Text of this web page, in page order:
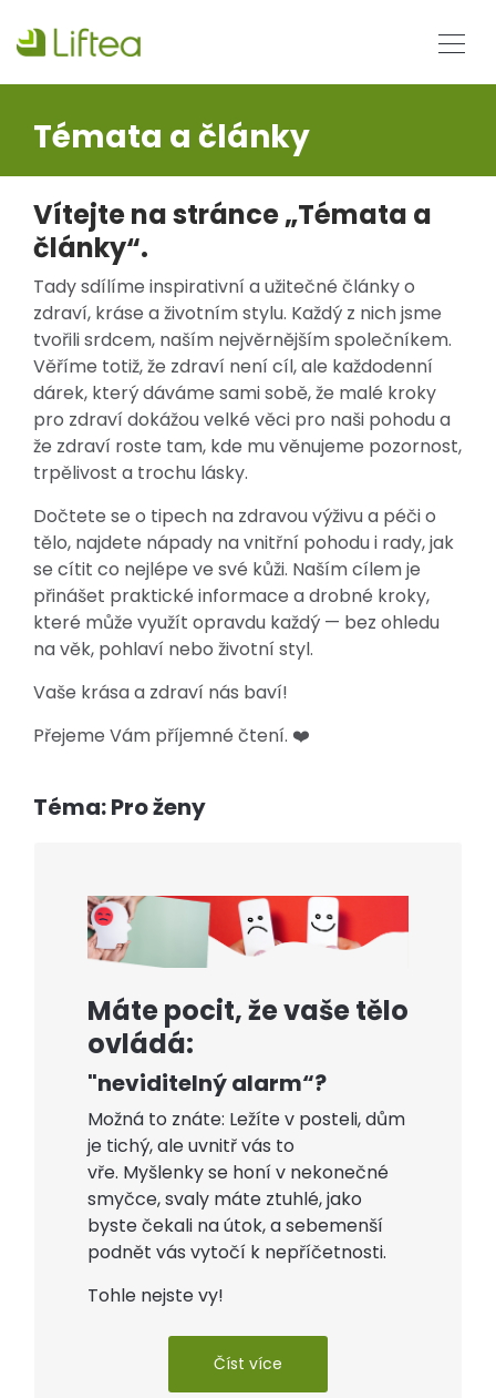
Témata a články
Vítejte na stránce „Témata a
články“.
Tady sdílíme inspirativní a užitečné články o
zdraví, kráse a životním stylu. Každý z nich jsme
tvořili srdcem, naším nejvěrnějším společníkem.
Věříme totiž, že zdraví není cíl, ale každodenní
dárek, který dáváme sami sobě, že malé kroky
pro zdraví dokážou velké věci pro naši pohodu a
že zdraví roste tam, kde mu věnujeme pozornost,
trpělivost a trochu lásky.
Dočtete se o tipech na zdravou výživu a péči o
tělo, najdete nápady na vnitřní pohodu i rady, jak
se cítit co nejlépe ve své kůži. Naším cílem je
přinášet praktické informace a drobné kroky,
které může využít opravdu každý — bez ohledu
na věk, pohlaví nebo životní styl.
Vaše krása a zdraví nás baví!
Přejeme Vám příjemné čtení. ❤️
Téma: Pro ženy
Máte pocit, že vaše tělo
ovládá:
"neviditelný alarm“?
Možná to znáte: Ležíte v posteli, dům
je tichý, ale uvnitř vás to
vře. Myšlenky se honí v nekonečné
smyčce, svaly máte ztuhlé, jako
byste čekali na útok, a sebemenší
podnět vás vytočí k nepříčetnosti.
Tohle nejste vy!
Číst více